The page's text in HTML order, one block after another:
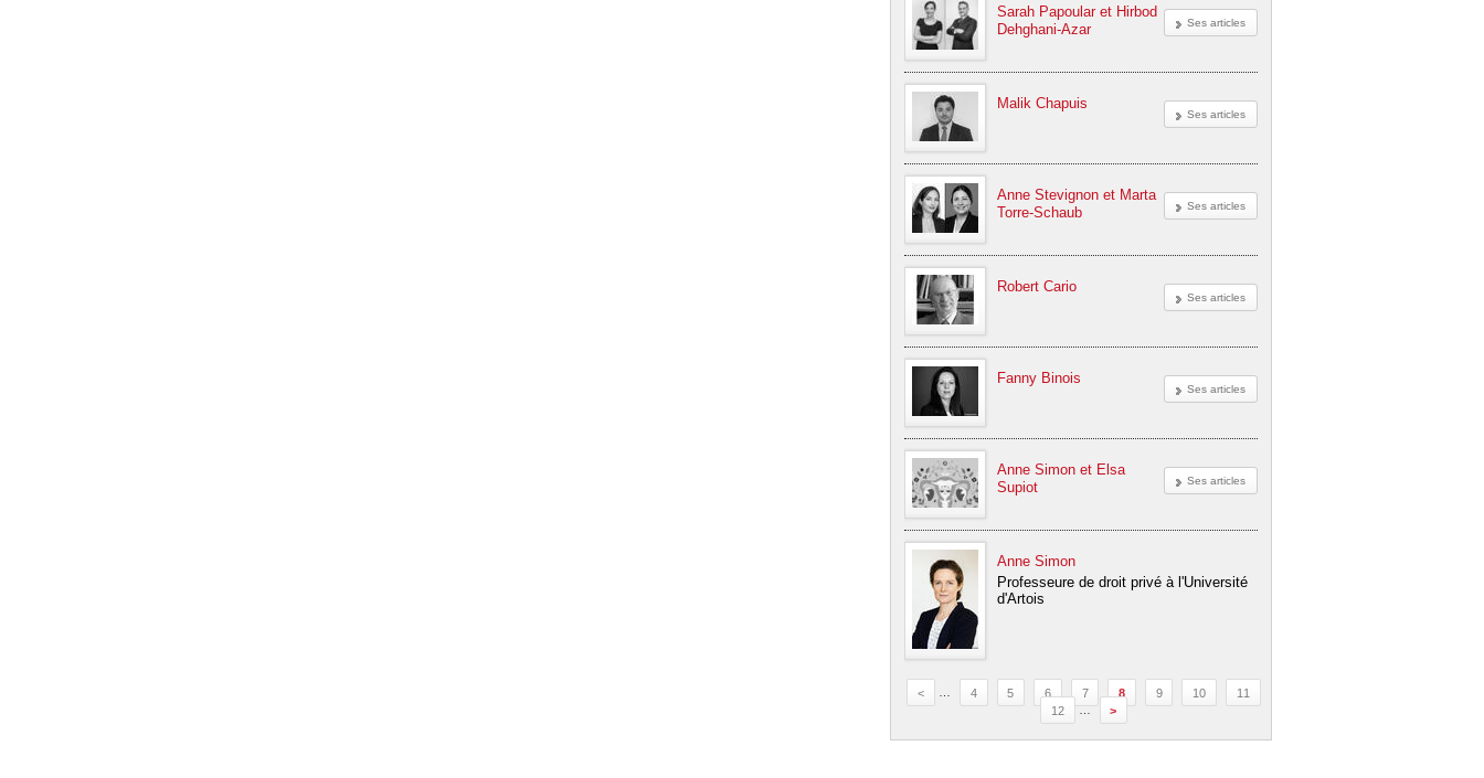
Ses articles
Sarah Papoular et Hirbod
Dehghani-Azar
Ses articles
Malik Chapuis
Ses articles
Anne Stevignon et Marta
Torre-Schaub
Ses articles
Robert Cario
Ses articles
Fanny Binois
Ses articles
Anne Simon et Elsa
Supiot
Anne Simon
Professeure de droit privé à l'Université
d'Artois
< 4 5 6 7 8 9 10
11
12
>